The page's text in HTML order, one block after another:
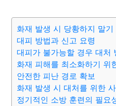
요리 상품리뷰 원예 금융
대출 자동차 취미 여행
종교 사회 정치 건강
화재 발생 시 당황하지 말기
대피 방법과 신고 요령
대피가 불가능할 경우 대처
화재 피해를 최소화하기 위
안전한 피난 경로 확보
화재 발생 시 대처를 위한
정기적인 소방 훈련의 필요